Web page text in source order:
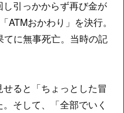
引っかからず再び金が
おかわり」を決行。
に無事死亡。当時の記
ると「ちょっとした冒
そして、「全部でいく